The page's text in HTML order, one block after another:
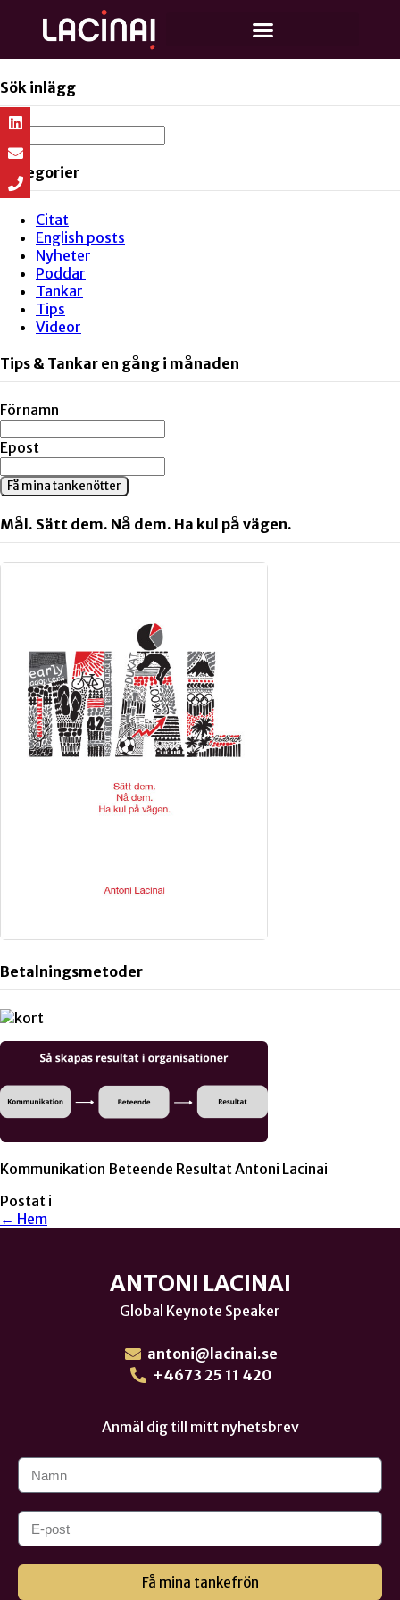
Sök inlägg
Kategorier
Citat
English posts
Nyheter
Poddar
Tankar
Tips
Videor
Tips & Tankar en gång i månaden
Förnamn
Epost
Få mina tankenötter
Mål. Sätt dem. Nå dem. Ha kul på vägen.
Betalningsmetoder
Kommunikation Beteende Resultat Antoni Lacinai
Postat i
← Hem
ANTONI LACINAI
Global Keynote Speaker
antoni@lacinai.se
+4673 25 11 420
Anmäl dig till mitt nyhetsbrev
Få mina tankefrön